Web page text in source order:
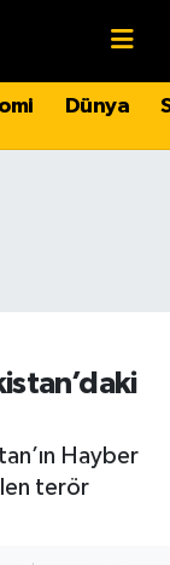
Dünya
Hayber
terör